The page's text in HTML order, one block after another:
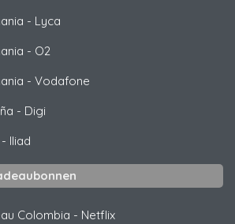
- Lyca
- O2
- Vodafone
- Digi
- Iliad
Colombia - Netflix